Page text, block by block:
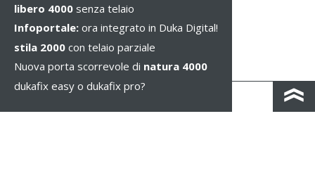
libero 4000 senza telaio
Infoportale: ora integrato in Duka Digital!
stila 2000 con telaio parziale
Nuova porta scorrevole di natura 4000
dukafix easy o dukafix pro?